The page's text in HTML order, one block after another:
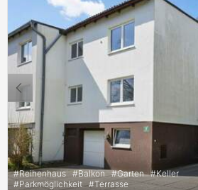
#Reihenhaus #Balkon #Garten #Keller
#Parkmöglichkeit #Terrasse